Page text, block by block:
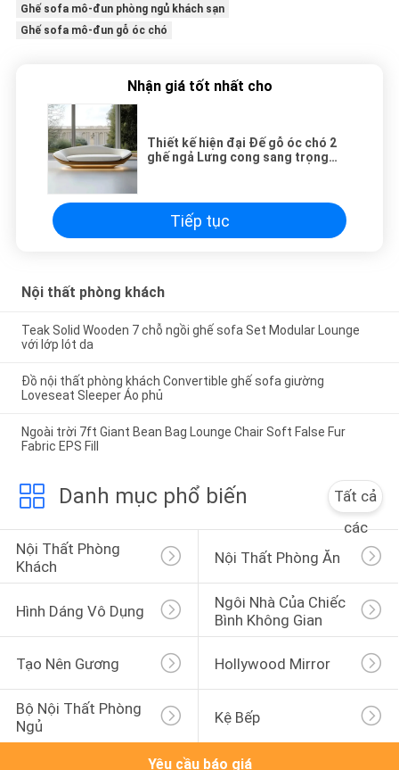
Ghế sofa mô-đun phòng ngủ khách sạn
Ghế sofa mô-đun gỗ óc chó
Nhận giá tốt nhất cho
Thiết kế hiện đại Đế gỗ óc chó 2
ghế ngả Lưng cong sang trọng
nội thất
Tiếp tục
Nội thất phòng khách
Teak Solid Wooden 7 chỗ ngồi ghế sofa Set Modular Lounge
với lớp lót da
Đồ nội thất phòng khách Convertible ghế sofa giường
Loveseat Sleeper Áo phủ
Ngoài trời 7ft Giant Bean Bag Lounge Chair Soft False Fur
Fabric EPS Fill
Danh mục phổ biến
Tất cả
các
Nội Thất Phòng
Khách
Nội Thất Phòng Ăn
Hình Dáng Vô Dụng
Ngôi Nhà Của Chiếc
Bình Không Gian
Tạo Nên Gương Hollywood Mirror
Bộ Nội Thất Phòng
Ngủ
Kệ Bếp
Yêu cầu báo giá